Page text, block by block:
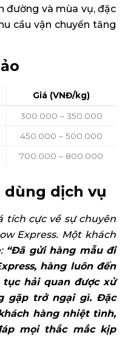
đường và mùa vụ, đặc
cầu vận chuyển tăng
Giá (VNĐ/kg)
300.000 – 350.000
450.000 – 500.000
700.000 – 800.000
dùng dịch vụ
tích cực về sự chuyên
Express. Một khách
“Đã gửi hàng mẫu đi
hàng luôn đến
hải quan được xử
gặp trở ngại gì. Đặc
hàng nhiệt tình,
mọi thắc mắc kịp